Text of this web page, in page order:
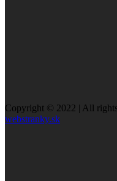
Copyright © 2022 | All
webstranky.sk